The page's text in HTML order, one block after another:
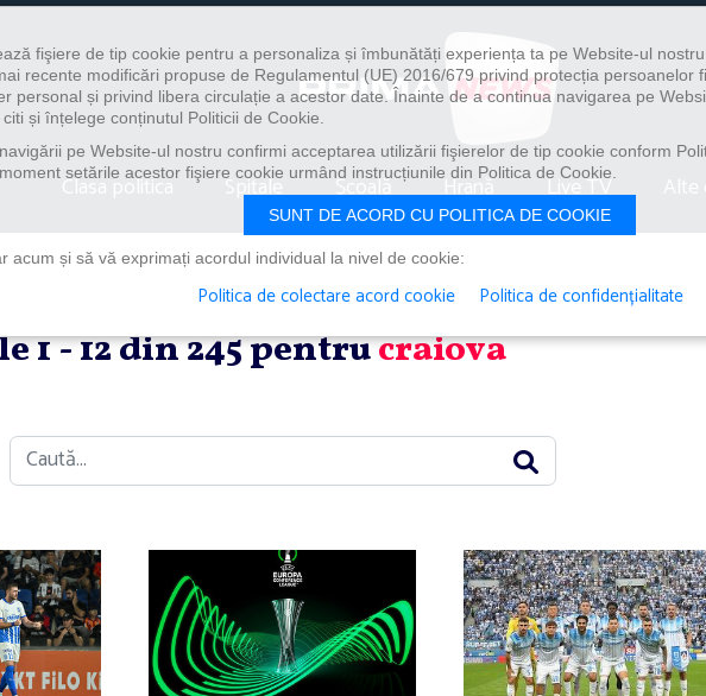
Clasa politica Spitale Școală Hrană Live TV
1 - 12 din 245 pentrucraiova
Caută
fişiere de tip cookie pentru a personaliza și îmbunătăți experiența ta pe Website-ul
recente modificări propuse de Regulamentul (UE) 2016/679 privind protecția persoanelor
personal și privind libera circulație a acestor date. Înainte de a continua navigarea pe
și înțelege conținutul Politicii de Cookie.
pe Website-ul nostru confirmi acceptarea utilizării fişierelor de tip cookie conform
setările acestor fişiere cookie urmând instrucțiunile din Politica de Cookie.
SUNT DE ACORD CU POLITICA DE COOKIE
acum și să vă exprimați acordul individual la nivel de cookie:
Politica de colectare acord cookie Politica de confidențialitate